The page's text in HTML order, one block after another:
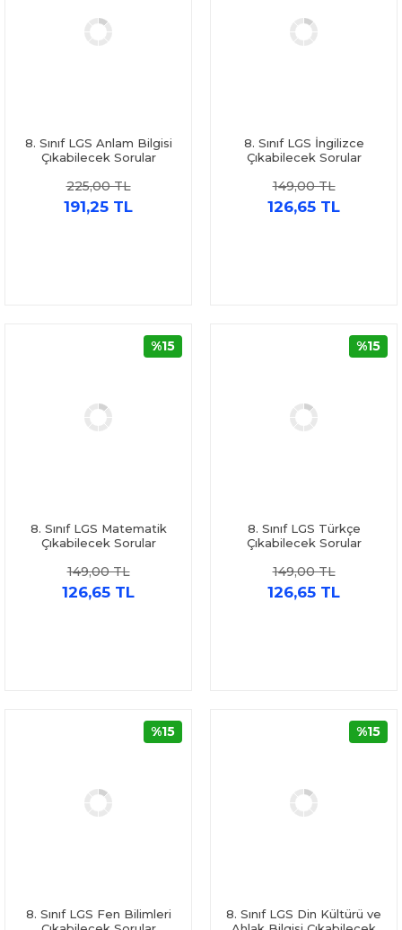
8. Sınıf LGS Anlam Bilgisi
Çıkabilecek Sorular
225,00 TL
191,25 TL
8. Sınıf LGS İngilizce
Çıkabilecek Sorular
149,00 TL
126,65 TL
8. Sınıf LGS Matematik
Çıkabilecek Sorular
149,00 TL
126,65 TL
%15
8. Sınıf LGS Türkçe
Çıkabilecek Sorular
149,00 TL
126,65 TL
%15
8. Sınıf LGS Fen Bilimleri
%15
8. Sınıf LGS Din Kültürü ve
%15